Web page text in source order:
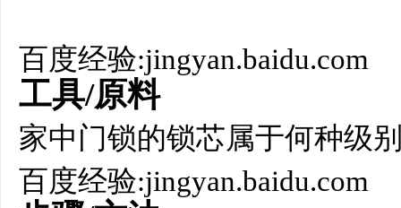
百度经验:jingyan.baidu.com
工具/原料
家中门锁的锁芯属于何种级
百度经验:jingyan.baidu.com